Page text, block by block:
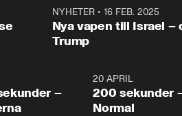
NYHETER• 16 FEB. 2025
Nya vapen till Israel –
Trump
4:23
–
20 APRIL
200 sekunder
Normal